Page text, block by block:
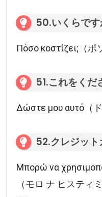
50.いくらです
Πόσο κοστίζει;（ポ
51.これをくだ
Δώστε μου αυτό（ド
52.クレジット
Μπορώ να
（モロ ナ ヒスティ